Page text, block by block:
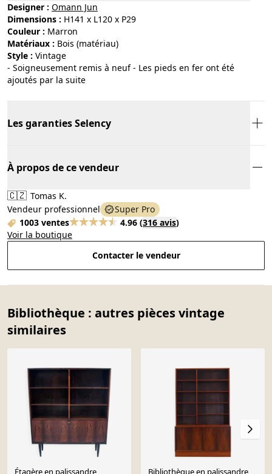
Designer : Omann Jun
Dimensions : H141 x L120 x P29
Couleur :
marron
Matériaux :
bois (matériau)
Style :
vintage
- Soigneusement remis à neuf - Les pieds en fer ont été
ajoutés par la suite
Les garanties Selency
À propos de ce vendeur
🇨🇿 Tomas K.
Vendeur professionnel
Super Pro
1003 ventes
4.96 (316 avis)
Voir la boutique
Contacter le vendeur
Bibliothèque : autres pièces vintage
similaires
Étagère en palissandre Bibliothèque en palissandre,